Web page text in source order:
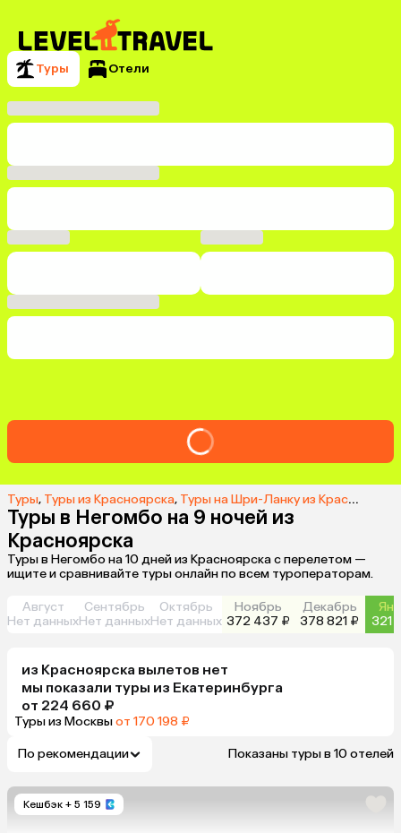
Туры Отели
Туры, Туры из Красноярска, Туры на Шри-Ланку из Красноярска
Туры в Негомбо на 9 ночей из
Красноярска
Туры в Негомбо на 10 дней из Красноярска с перелетом —
ищите и сравнивайте туры онлайн по всем туроператорам.
Август
Нет данных
Сентябрь
Нет данных
Октябрь
Нет данных
Ноябрь
372 437 ₽
Декабрь
378 821 ₽
321
из Красноярска вылетов нет
мы показали туры из Екатеринбурга
от 224 660 ₽
Туры из Москвыот 170 198 ₽
По рекомендации Показаны туры в 10 отелей
Кешбэк + 5 159